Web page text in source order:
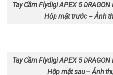
Tay Cầm Flydigi APEX 5 DRAGON
Hộp mặt trước – Ảnh
Tay Cầm Flydigi APEX 5 DRAGON
Hộp mặt sau – Ảnh